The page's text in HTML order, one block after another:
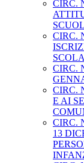
CIRC.
CIRC.
CIRC.
CIRC.
E AI
CIRC.
13